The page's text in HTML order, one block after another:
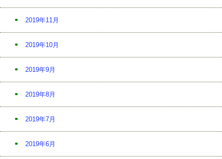
2019年11月
2019年10月
2019年9月
2019年8月
2019年7月
2019年6月